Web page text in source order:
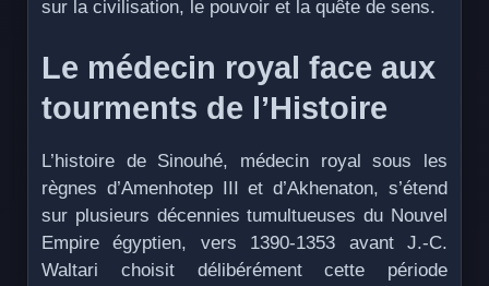
sur la civilisation, le pouvoir et la quête de sens.
Le médecin royal face aux
tourments de l’Histoire
L’histoire de Sinouhé, médecin royal sous les
règnes d’Amenhotep III et d’Akhenaton, s’étend
sur plusieurs décennies tumultueuses du Nouvel
Empire égyptien, vers 1390-1353 avant J.-C.
Waltari choisit délibérément cette période